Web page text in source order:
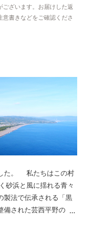
ざいます。お届けした返
書きなどをご確認くださ
の村
製法で伝承される「黒
備された芸西平野の